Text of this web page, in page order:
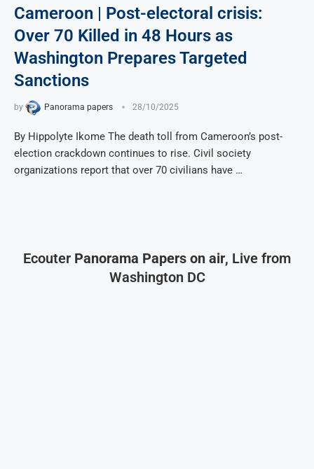
Cameroon | Post-electoral crisis:
Over 70 Killed in 48 Hours as
Washington Prepares Targeted
Sanctions
by Panorama papers 28/10/2025
By Hippolyte Ikome The death toll from Cameroon’s post-
election crackdown continues to rise. Civil society
organizations report that over 70 civilians have …
Ecouter Panorama Papers on air, Live from
Washington DC